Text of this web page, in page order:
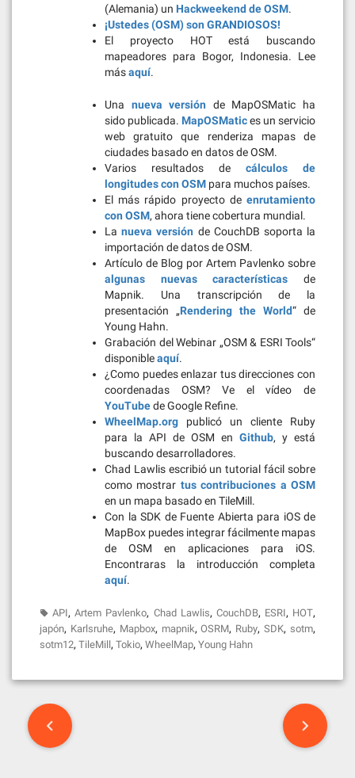
(Alemania) un Hackweekend de OSM.
¡Ustedes (OSM) son GRANDIOSOS!
El proyecto HOT está buscando
mapeadores para Bogor, Indonesia. Lee
másaquí.
Una nueva versión de MapOSMatic ha
sido publicada. MapOSMatices un servicio
web gratuito que renderiza mapas de
ciudades basado en datos de OSM.
Varios resultados de cálculos de
longitudes con OSM para muchos países.
El más rápido proyecto de enrutamiento
con OSM, ahora tiene cobertura mundial.
Lanueva versión de CouchDB soporta la
importación de datos de OSM.
Artículo de Blog por Artem Pavlenko sobre
algunas nuevas características de
Mapnik. Una transcripción de la
presentación „Rendering the World“ de
Young Hahn.
Grabación del Webinar „OSM & ESRI Tools“
disponibleaquí.
¿Como puedes enlazar tus direcciones con
coordenadas OSM? Ve el vídeo de
YouTubede Google Refine.
WheelMap.org publicó un cliente Ruby
para la API de OSM en Github, y está
buscando desarrolladores.
Chad Lawlis escribió un tutorial fácil sobre
como mostrar tus contribuciones a OSM
en un mapa basado en TileMill.
Con la SDK de Fuente Abierta para iOS de
MapBox puedes integrar fácilmente mapas
de OSM en aplicaciones para iOS.
Encontraras la introducción completa
aquí.
API,Artem Pavlenko, Chad Lawlis, CouchDB, ESRI, HOT,
japón, Karlsruhe, Mapbox, mapnik,OSRM, Ruby,SDK,sotm,
sotm12, TileMill, Tokio, WheelMap, Young Hahn
Post
navigation